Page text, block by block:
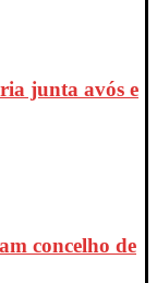
junta avós e
concelho de